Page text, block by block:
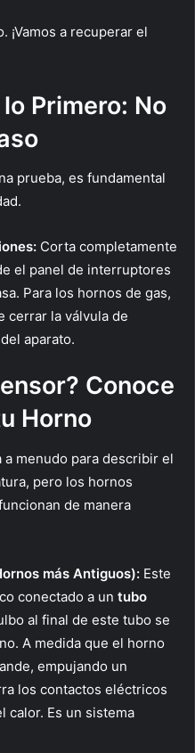
¡Vamos a recuperar el
Primero: No
prueba, es fundamental
Corta completamente
el panel de interruptores
Para los hornos de gas,
cerrar la válvula de
aparato.
Conoce
Horno
a menudo para describir el
pero los hornos
de manera
más Antiguos): Este
conectado a un tubo
al final de este tubo se
A medida que el horno
empujando un
los contactos eléctricos
calor. Es un sistema